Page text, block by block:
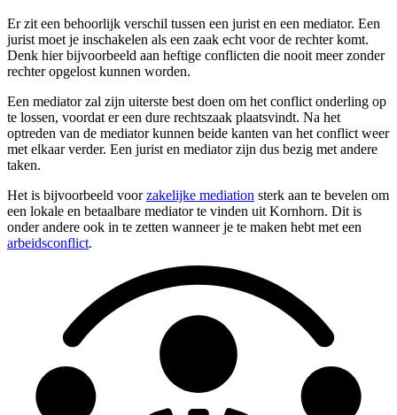
Er zit een behoorlijk verschil tussen een jurist en een mediator. Een
jurist moet je inschakelen als een zaak echt voor de rechter komt.
Denk hier bijvoorbeeld aan heftige conflicten die nooit meer zonder
rechter opgelost kunnen worden.
Een mediator zal zijn uiterste best doen om het conflict onderling op
te lossen, voordat er een dure rechtszaak plaatsvindt. Na het
optreden van de mediator kunnen beide kanten van het conflict weer
met elkaar verder. Een jurist en mediator zijn dus bezig met andere
taken.
Het is bijvoorbeeld voorzakelijke mediation sterk aan te bevelen om
een lokale en betaalbare mediator te vinden uit Kornhorn. Dit is
onder andere ook in te zetten wanneer je te maken hebt met een
arbeidsconflict.